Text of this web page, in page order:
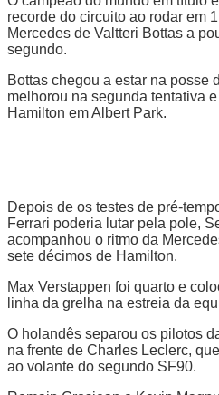
recorde do circuito ao rodar em
Mercedes de Valtteri Bottas a
segundo.
Bottas chegou a estar na posse
melhorou na segunda tentativa
Hamilton em Albert Park.
Depois de os testes de pré-
Ferrari poderia lutar pela pole,
acompanhou o ritmo da
sete décimos de Hamilton.
Max Verstappen foi quarto e
linha da grelha na estreia da
O holandês separou os pilotos
na frente de Charles Leclerc,
ao volante do segundo SF90.